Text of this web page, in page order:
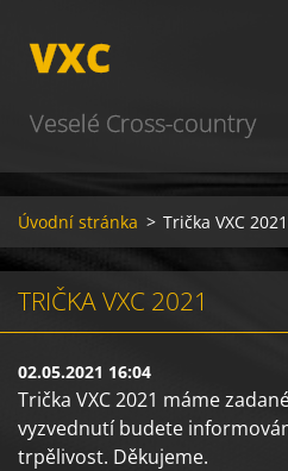
VXC
Veselé Cross-country
Úvodní stránka > Trička VXC 2021
TRIČKA VXC 2021
02.05.2021 16:04
Trička VXC 2021 máme
vyzvednutí budete
trpělivost. Děkujeme.